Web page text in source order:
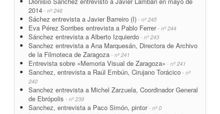
2014 - nº 246
Sáchez entrevista a Javier Barreiro (I) - nº 245
Eva Pérez Sorribes entrevista a Pablo Ferrer- nº 244
Sánchez entrevista a Alberto Izquierdo - nº 243
Sanchez entrevista a Ana Marquesán, Directora de Archivo
de la Filmoteca de Zaragoza - nº 241
Entrevista sobre «Memoria Visual de Zaragoza» - nº 241
Sanchez, entrevista a Raúl Embún, Cirujano Torácico - nº
240
Sanchez entrevista a Michel Zarzuela, Coordinador General
de Ebrópolis - nº 239
Sanchez, entrevista a Paco Simón, pintor- nº 0